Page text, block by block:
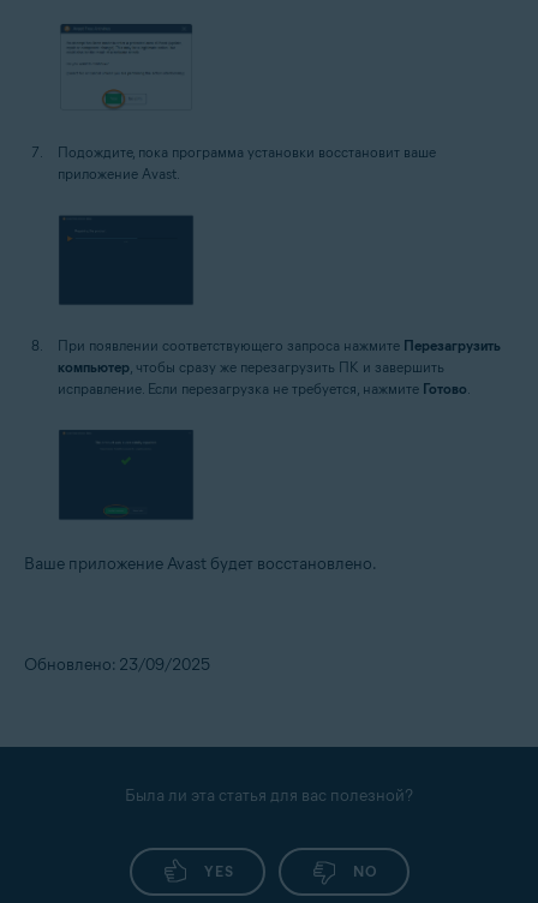
Подождите, пока программа установки восстановит ваше
приложение Avast.
При появлении соответствующего запроса нажмите Перезагрузить
компьютер, чтобы сразу же перезагрузить ПК и завершить
исправление. Если перезагрузка не требуется, нажмите Готово.
Ваше приложение Avast будет восстановлено.
Обновлено: 23/09/2025
Была ли эта статья для вас полезной?
YES NO